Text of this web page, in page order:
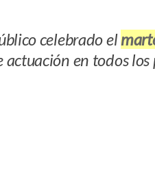
celebrado el
en todos los